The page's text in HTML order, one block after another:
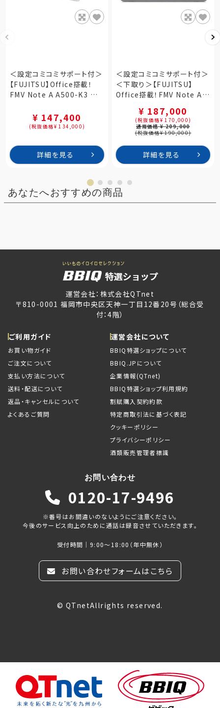
＜設定コミコミサポート付＞
【FUJITSU】Office搭載！
FMV Note A A500-K3 ファ
（FMVA500K3S）
¥ 147,400
(税抜価格¥ 134,000)
詳細を見る
＜設定コミコミサポート付＞
＜下取り＞【FUJITSU】
Office搭載！FMV Note A
（FMVA75K3SA）
¥ 187,000
(税抜価格¥ 170,000)
通常価格 ¥ 209,000
(税抜価格¥ 190,000)
詳細を見る
あなたへおすすめの商品
運営会社：株式会社QTnet
〒810-0001 福岡市中央区天神一丁目12番20号（総合受
付：4階）
ご利用ガイド
お買い物ガイド
ご注文について
支払い方法について
送料・配送について
返品・キャンセルについて
よくあるご質問
運営会社について
BBIQ特選ショップについて
BBIQ.JPについて
企業情報(QTnet)
BBIQ特選ショップ利用規約
割賦購入契約約款
特定商取引法に基づく表記
クッキーポリシー
プライバシーポリシー
酒類販売管理者標識
お問い合わせ
0120-17-9496
※番号はお間違いのないようにご注意ください。
今後のサービス向上のために通話は録音させていただきます。
受付時間｜9:00～18:00（年中無休）
お問い合わせフォームはこちら
© QTnetAllrights reserved.